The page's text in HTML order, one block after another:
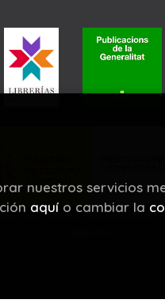
una ayuda extraordinaria
. Todos los Derechos
nuestros servicios
aquí o cambiar la